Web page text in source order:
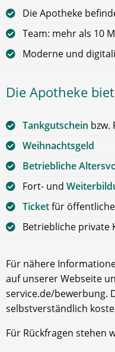
Die Apotheke
Team: mehr als 10
Moderne und
Die Apotheke
Tankgutschein bzw.
Weihnachtsgeld
Betriebliche
Fort- und
Ticketfür
Betriebliche private
Für nähere
auf unserer Webseite
service.de/bewerbung.
selbstverständlich
Für Rückfragen stehen